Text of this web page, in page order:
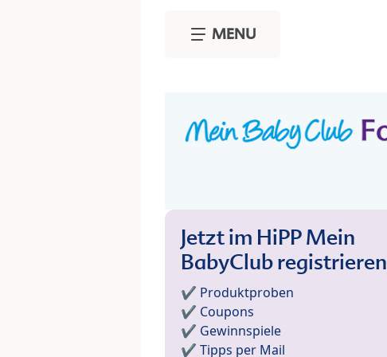
MENU
Jetzt im HiPP Mein
BabyClub registrieren
✔️ Produktproben
✔️ Coupons
✔️ Gewinnspiele
✔️ Tipps per Mail